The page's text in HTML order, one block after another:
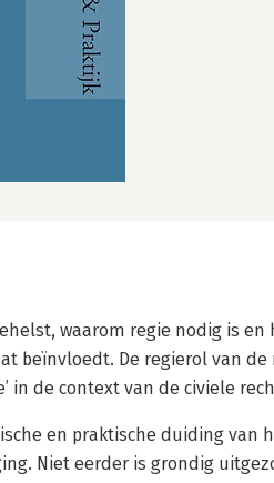
waarom regie nodig is en
beïnvloedt. De regierol van de
in de context van de civiele
en praktische duiding van
Niet eerder is grondig